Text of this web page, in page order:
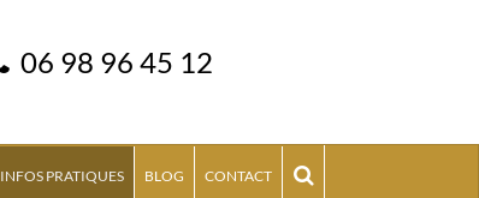
06 98 96 45 12
INFOS PRATIQUES BLOG CONTACT